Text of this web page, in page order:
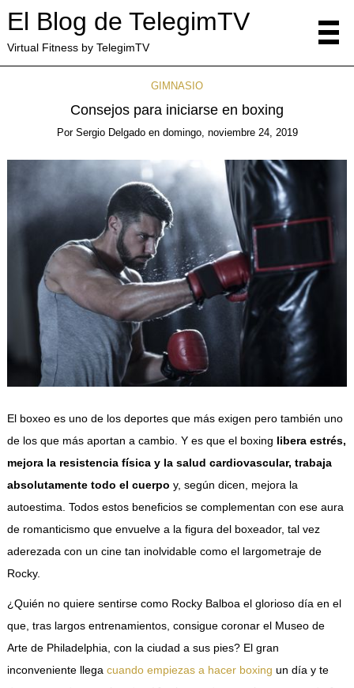
El Blog de TelegimTV
Virtual Fitness by TelegimTV
GIMNASIO
Consejos para iniciarse en boxing
Por Sergio Delgado en domingo, noviembre 24, 2019
El boxeo es uno de los deportes que más exigen pero también uno
de los que más aportan a cambio. Y es que el boxing libera estrés,
mejora la resistencia física y la salud cardiovascular, trabaja
absolutamente todo el cuerpo y, según dicen, mejora la
autoestima. Todos estos beneficios se complementan con ese aura
de romanticismo que envuelve a la figura del boxeador, tal vez
aderezada con un cine tan inolvidable como el largometraje de
Rocky.
¿Quién no quiere sentirse como Rocky Balboa el glorioso día en el
que, tras largos entrenamientos, consigue coronar el Museo de
Arte de Philadelphia, con la ciudad a sus pies? El gran
inconveniente llega cuando empiezas a hacer boxing un día y te